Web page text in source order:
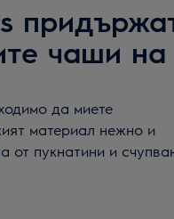
чаши на
да миете
материал нежно и
от пукнатини и